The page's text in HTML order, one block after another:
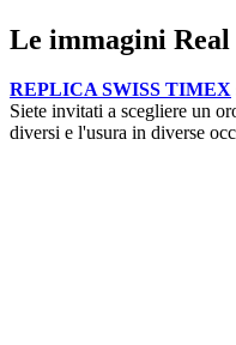
Le immagini
REPLICA SWISS TIMEX
Siete invitati a scegliere un
diversi e l'usura in diverse